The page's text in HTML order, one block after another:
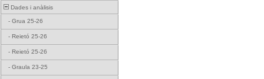
Dades i anàlisis
- Grua 25-26
- Reietó 25-26
- Reietó 25-26
- Graula 23-25